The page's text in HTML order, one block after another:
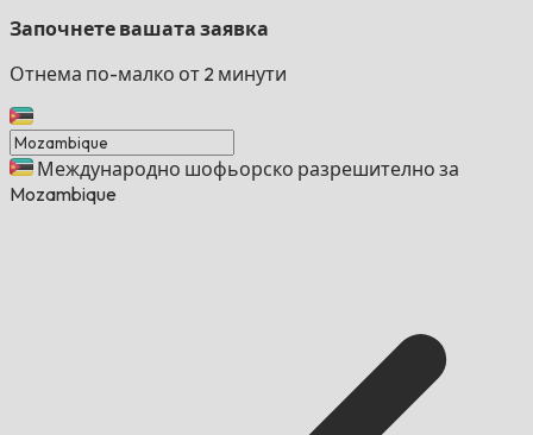
Започнете вашата заявка
Отнема по-малко от 2 минути
Международно шофьорско разрешително за
Mozambique